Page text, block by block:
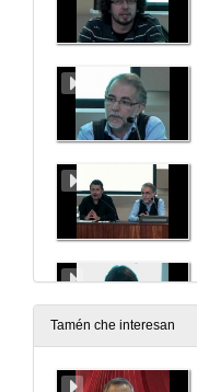
Tamén che interesan